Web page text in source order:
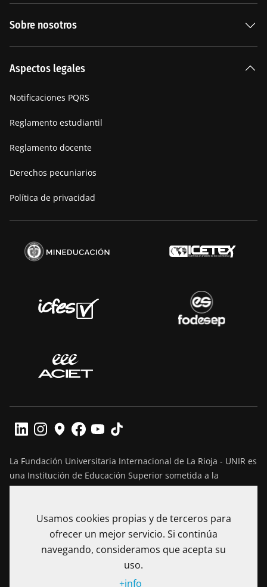
Sobre nosotros
Manifiesto
Aspectos legales
Notificaciones PQRS
Reglamento estudiantil
Reglamento docente
Derechos pecuniarios
Política de privacidad
La Fundación Universitaria Internacional de La Rioja - UNIR es
una Institución de Educación Superior sometida a la
inspección y vigilancia del Ministerio de Educación Nacional
mediante Resolución No. 13130 del 7 de julio de 2017
expedida por el Ministerio de Educación Nacional.
Calle 100 No. 19-61 piso 8º, Bogotá – Colombia Teléfono: (+57)
Usamos cookies propias y de terceros para
ofrecer un mejor servicio. Si continúa
navegando, consideramos que acepta su
uso.
+info